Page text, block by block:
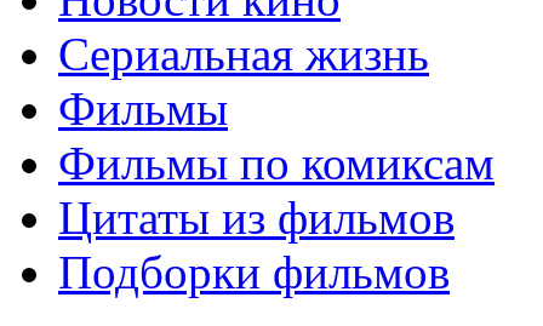
Сериальная жизнь
Фильмы
Фильмы по комиксам
Цитаты из фильмов
Подборки фильмов